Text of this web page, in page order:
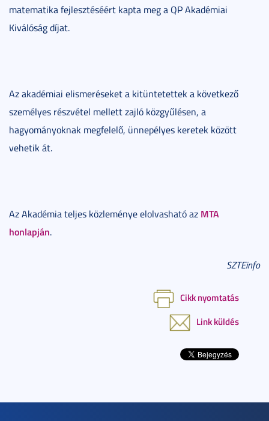
matematika fejlesztéséért kapta meg a QP Akadémiai
Kiválóság díjat.
Az akadémiai elismeréseket a kitüntetettek a következő
személyes részvétel mellett zajló közgyűlésen, a
hagyományoknak megfelelő, ünnepélyes keretek között
vehetik át.
Az Akadémia teljes közleménye elolvasható az MTA
honlapján.
SZTEinfo
Cikk nyomtatás
Link küldés